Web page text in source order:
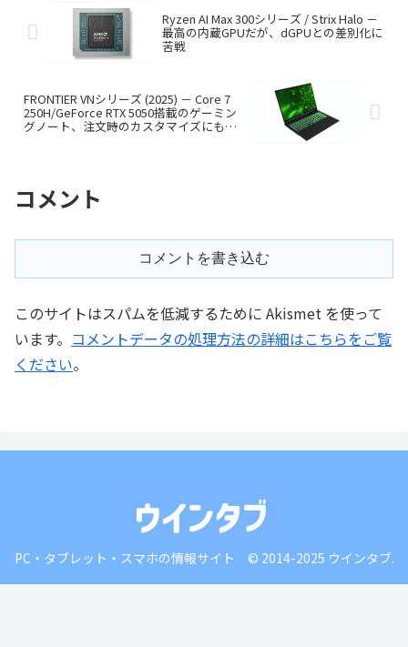
Ryzen AI Max 300シリーズ / Strix Halo －
最高の内蔵GPUだが、dGPUとの差別化に
苦戦
FRONTIER VNシリーズ (2025) － Core 7
250H/GeForce RTX 5050搭載のゲーミン
グノート、注文時のカスタマイズにも対
コメント
コメントを書き込む
このサイトはスパムを低減するために Akismet を使って
います。 コメントデータの処理方法の詳細はこちらをご覧
ください。
PC・タブレット・スマホの情報サイト © 2014-2025 ウインタブ.